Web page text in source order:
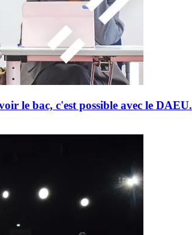
le bac, c'est possible avec le DAEU.